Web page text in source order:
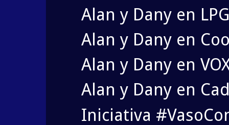
Alan y Dany en
Alan y Dany en
Alan y Dany en
Alan y Dany en
Iniciativa